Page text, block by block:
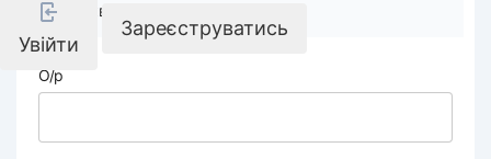
Увійти
Зареєструватись
Реквізити компанії
О/р